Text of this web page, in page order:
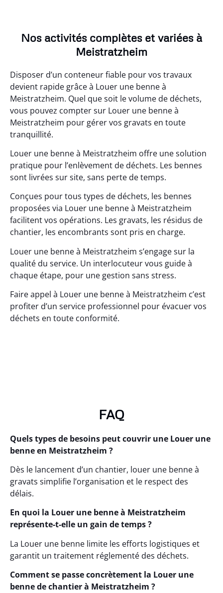
Nos activités complètes et variées à
Meistratzheim
Disposer d’un conteneur fiable pour vos travaux
devient rapide grâce à Louer une benne à
Meistratzheim. Quel que soit le volume de déchets,
vous pouvez compter sur Louer une benne à
Meistratzheim pour gérer vos gravats en toute
tranquillité.
Louer une benne à Meistratzheim offre une solution
pratique pour l’enlèvement de déchets. Les bennes
sont livrées sur site, sans perte de temps.
Conçues pour tous types de déchets, les bennes
proposées via Louer une benne à Meistratzheim
facilitent vos opérations. Les gravats, les résidus de
chantier, les encombrants sont pris en charge.
Louer une benne à Meistratzheim s’engage sur la
qualité du service. Un interlocuteur vous guide à
chaque étape, pour une gestion sans stress.
Faire appel à Louer une benne à Meistratzheim c’est
profiter d’un service professionnel pour évacuer vos
déchets en toute conformité.
FAQ
Quels types de besoins peut couvrir une Louer une
benne en Meistratzheim ?
Dès le lancement d’un chantier, louer une benne à
gravats simplifie l’organisation et le respect des
délais.
En quoi la Louer une benne à Meistratzheim
représente-t-elle un gain de temps ?
La Louer une benne limite les efforts logistiques et
garantit un traitement réglementé des déchets.
Comment se passe concrètement la Louer une
benne de chantier à Meistratzheim ?